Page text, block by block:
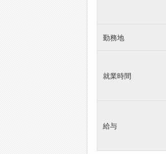
勤務地
就業時間
給与